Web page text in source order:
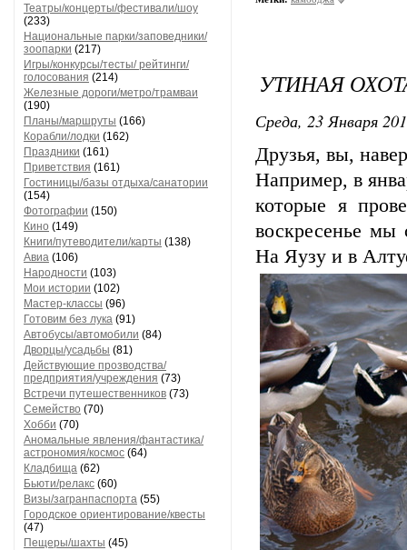
Театры/концерты/фестивали/шоу
(233)
Национальные парки/заповедники/
зоопарки (217)
Игры/конкурсы/тесты/ рейтинги/
голосования (214)
Железные дороги/метро/трамваи
(190)
Планы/маршруты (166)
Корабли/лодки (162)
Праздники (161)
Приветствия (161)
Гостиницы/базы отдыха/санатории
(154)
Фотографии (150)
Кино (149)
Книги/путеводители/карты (138)
Авиа (106)
Народности (103)
Мои истории (102)
Мастер-классы (96)
Готовим без лука (91)
Автобусы/автомобили (84)
Дворцы/усадьбы (81)
Действующие прозводства/
предприятия/учреждения (73)
Встречи путешественников (73)
Семейство (70)
Хобби (70)
Аномальные явления/фантастика/
астрономия/космос (64)
Кладбища (62)
Бьюти/релакс (60)
Визы/загранпаспорта (55)
Городское ориентирование/квесты
(47)
Пещеры/шахты (45)
УТИНАЯ
Среда, 23 Января
Друзья, вы,
Например, в
которые я
воскресенье мы
На Яузу и в